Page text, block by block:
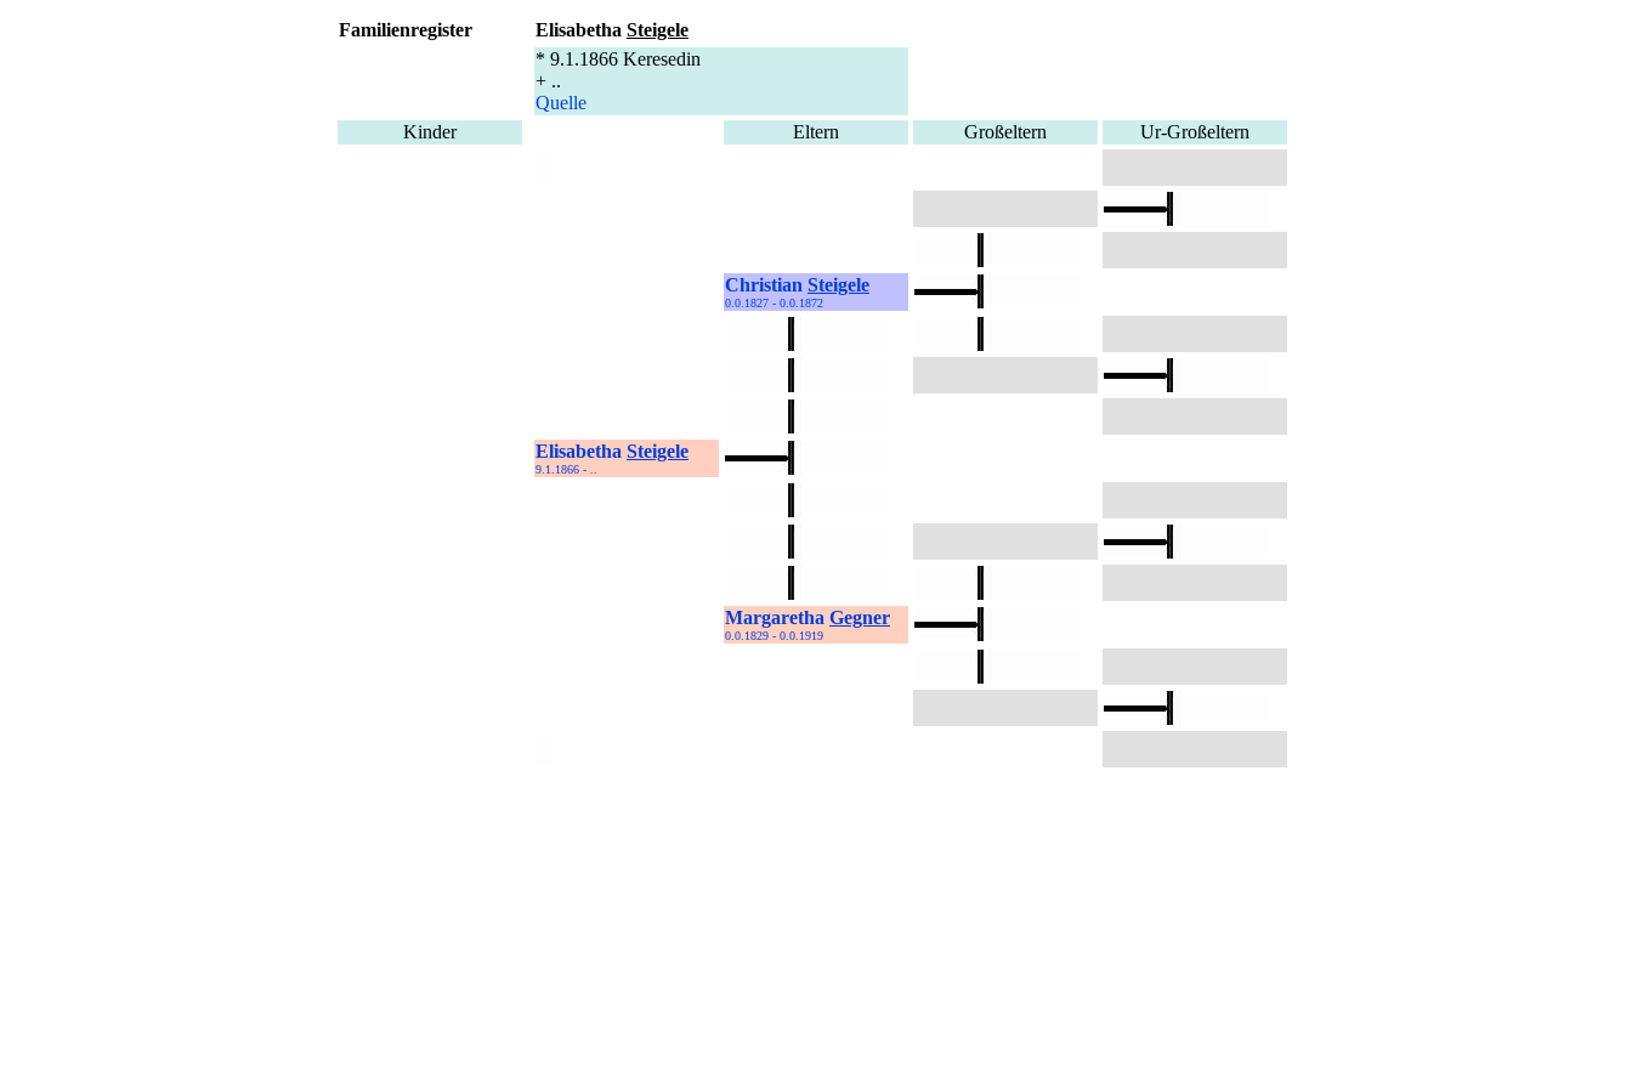
Familienregister Elisabetha Steigele
* 9.1.1866 Keresedin
+ ..
Quelle
Kinder
Eltern Großeltern Ur-Großeltern
Christian Steigele
0.0.1827 - 0.0.1872
Elisabetha Steigele
9.1.1866 - ..
Margaretha Gegner
0.0.1829 - 0.0.1919